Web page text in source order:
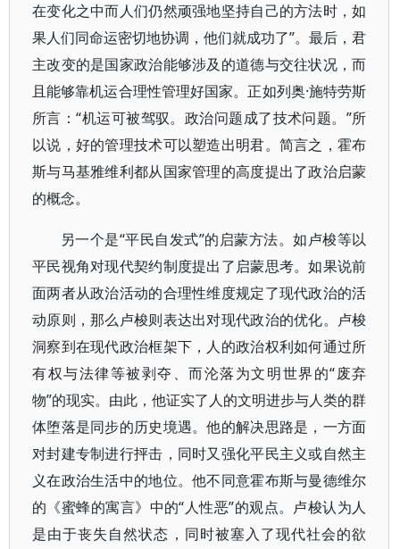
在变化之中而人们仍然顽强地坚持自己的方法时，如
果人们同命运密切地协调，他们就成功了”。最后，君
主改变的是国家政治能够涉及的道德与交往状况，而
且能够靠机运合理性管理好国家。正如列奥·施特劳斯
所言：“机运可被驾驭。政治问题成了技术问题。”所
以说，好的管理技术可以塑造出明君。简言之，霍布
斯与马基雅维利都从国家管理的高度提出了政治启蒙
的概念。
另一个是“平民自发式”的启蒙方法。如卢梭等以
平民视角对现代契约制度提出了启蒙思考。如果说前
面两者从政治活动的合理性维度规定了现代政治的活
动原则，那么卢梭则表达出对现代政治的优化。卢梭
洞察到在现代政治框架下，人的政治权利如何通过所
有权与法律等被剥夺、而沦落为文明世界的“废弃
物”的现实。由此，他证实了人的文明进步与人类的群
体堕落是同步的历史境遇。他的解决思路是，一方面
对封建专制进行抨击，同时又强化平民主义或自然主
义在政治生活中的地位。他不同意霍布斯与曼德维尔
的《蜜蜂的寓言》中的“人性恶”的观点。卢梭认为人
是由于丧失自然状态，同时被塞入了现代社会的欲